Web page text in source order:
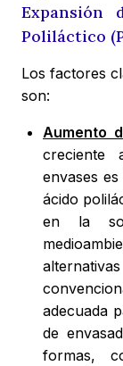
Expansión
Poliláctico
Los factores
son:
Aumento
creciente
envases
ácido
en la
adecuada
de
formas,